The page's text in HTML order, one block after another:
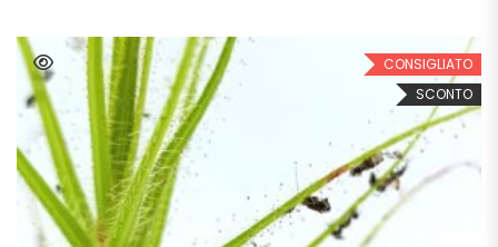
CONSIGLIATO
SCONTO